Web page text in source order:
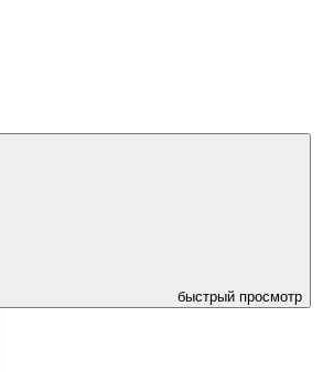
быстрый просмотр